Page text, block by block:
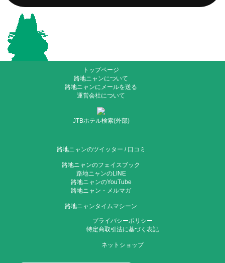
トップページ
路地ニャンについて
路地ニャンにメールを送る
運営会社について
JTBホテル検索(外部)
路地ニャンのツイッター / 口コミ
路地ニャンのフェイスブック
路地ニャンのLINE
路地ニャンのYouTube
路地ニャン・メルマガ
路地ニャンタイムマシーン
プライバシーポリシー
特定商取引法に基づく表記
ネットショップ